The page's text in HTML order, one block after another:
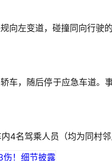
左变道，碰撞同向行驶
，随后停于应急车道
4名驾乘人员（均为同村